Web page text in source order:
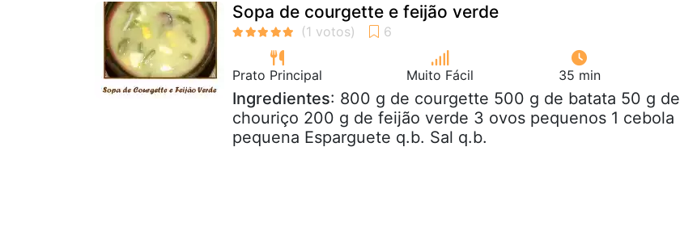
Sopa de courgette e feijão verde
Prato Principal Muito Fácil 35 min
Ingredientes: 800 g de courgette 500 g de batata 50 g de
chouriço 200 g de feijão verde 3 ovos pequenos 1 cebola
pequena Esparguete q.b. Sal q.b.